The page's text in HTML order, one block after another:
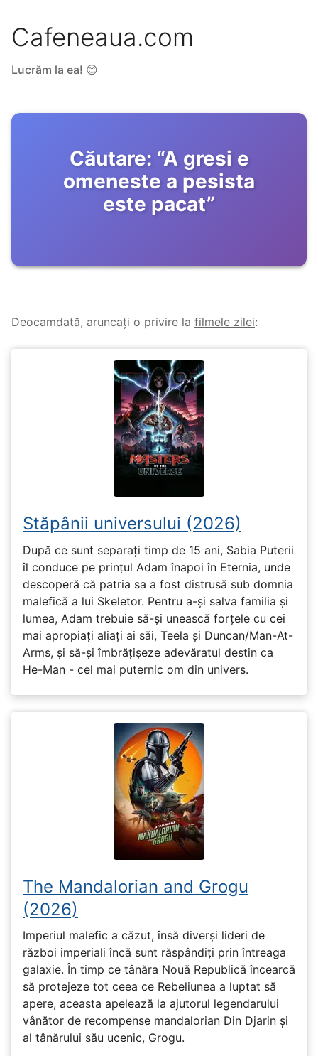
Cafeneaua.com
Lucrăm la ea! 😊
Căutare: “A gresi e
omeneste a pesista
este pacat”
Deocamdată, aruncați o privire la filmele zilei:
Stăpânii universului (2026)
După ce sunt separați timp de 15 ani, Sabia Puterii
îl conduce pe prințul Adam înapoi în Eternia, unde
descoperă că patria sa a fost distrusă sub domnia
malefică a lui Skeletor. Pentru a-și salva familia și
lumea, Adam trebuie să-și unească forțele cu cei
mai apropiați aliați ai săi, Teela și Duncan/Man-At-
Arms, și să-și îmbrățișeze adevăratul destin ca
He-Man - cel mai puternic om din univers.
The Mandalorian and Grogu
(2026)
Imperiul malefic a căzut, însă diverși lideri de
război imperiali încă sunt răspândiți prin întreaga
galaxie. În timp ce tânăra Nouă Republică încearcă
să protejeze tot ceea ce Rebeliunea a luptat să
apere, aceasta apelează la ajutorul legendarului
vânător de recompense mandalorian Din Djarin și
al tânărului său ucenic, Grogu.